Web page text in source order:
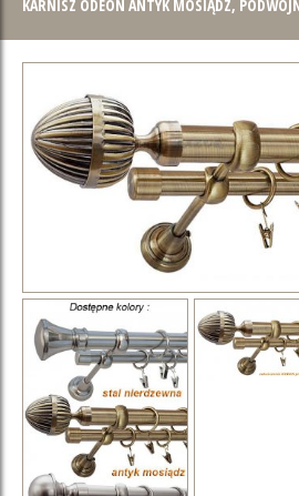
KARNISZ ODEON ANTYK MOSIĄDZ,